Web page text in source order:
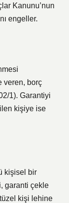
Kanunu’nun
engeller.
veren, borç
1). Garantiyi
kişiye ise
kişisel bir
garanti çekle
kişi lehine